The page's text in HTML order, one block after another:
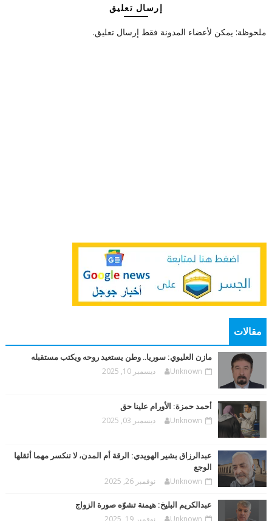
إرسال تعليق
ملحوظة: يمكن لأعضاء المدونة فقط إرسال تعليق.
مقالات
مازن العليوي: سوريا.. وطن يستعيد روحه ويكتب مستقبله
Unknown ديسمبر 10, 2025
أحمد حمزة: الأورام علينا حق
Unknown ديسمبر 03, 2025
عبدالرزاق بشير الهويدي: الرقة أم المدن، لا تنكسر مهما أثقلها
الوجع
Unknown نوفمبر 26, 2025
عبدالكريم البليخ: هيمنة تشوّه صورة الزواج
Unknown نوفمبر 19, 2025